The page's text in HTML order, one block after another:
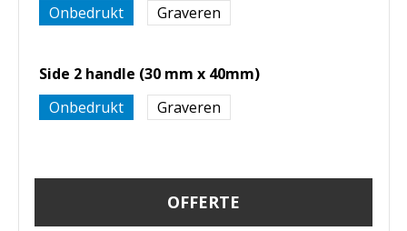
Onbedrukt
Graveren
Side 2 handle (30 mm x 40mm)
Onbedrukt
Graveren
OFFERTE